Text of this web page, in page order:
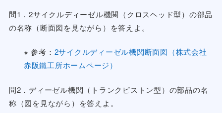
問1．2サイクルディーゼル機関（クロスヘッド型）の部品
の名称（断面図を見ながら）を答えよ。
※ 参考： 2サイクルディーゼル機関断面図（株式会社
赤阪鐵工所ホームページ）
問2．ディーゼル機関（トランクピストン型）の部品の名
称（図を見ながら）を答えよ。